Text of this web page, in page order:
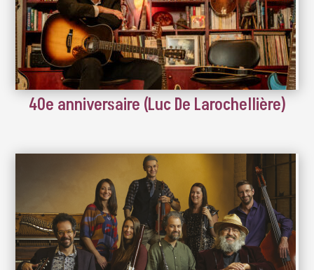
40e anniversaire (Luc De Larochellière)